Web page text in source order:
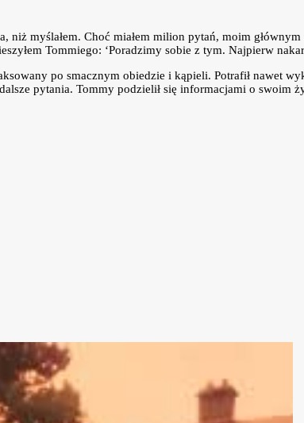
niż myślałem. Choć miałem milion pytań, moim
Tommiego: ‘Poradzimy sobie z tym. Najpierw
po smacznym obiedzie i kąpieli. Potrafił nawet
dalsze pytania. Tommy podzielił się informacjami o